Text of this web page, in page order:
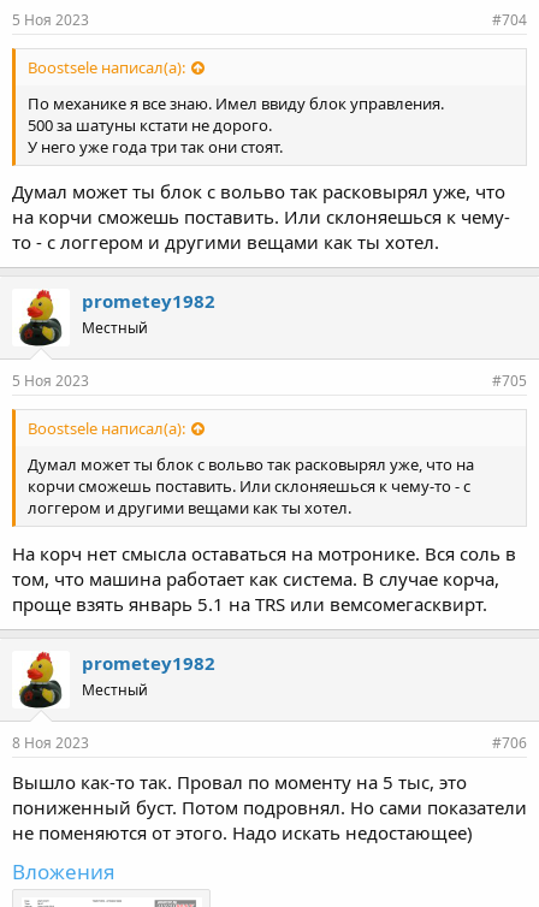
5 Ноя 2023 #704
Boostsele написал(а):
По механике я все знаю. Имел ввиду блок управления.
500 за шатуны кстати не дорого.
У него уже года три так они стоят.
Думал может ты блок с вольво так расковырял уже, что
на корчи сможешь поставить. Или склоняешься к чему-
то - с логгером и другими вещами как ты хотел.
prometey1982
Местный
5 Ноя 2023 #705
Boostsele написал(а):
Думал может ты блок с вольво так расковырял уже, что на
корчи сможешь поставить. Или склоняешься к чему-то - с
логгером и другими вещами как ты хотел.
На корч нет смысла оставаться на мотронике. Вся соль в
том, что машина работает как система. В случае корча,
проще взять январь 5.1 на TRS или вемсомегасквирт.
prometey1982
Местный
8 Ноя 2023 #706
Вышло как-то так. Провал по моменту на 5 тыс, это
пониженный буст. Потом подровнял. Но сами показатели
не поменяются от этого. Надо искать недостающее)
Вложения